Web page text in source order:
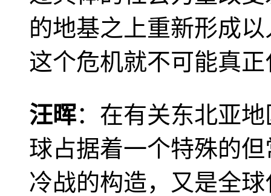
的地基之上重新形成
这个危机就不可能真
汪晖：在有关东北亚
球占据着一个特殊的
冷战的构造，又是全